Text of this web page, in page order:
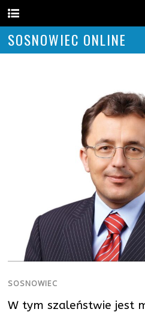
SOSNOWIEC ONLINE
SOSNOWIEC
W tym szaleństwie jest